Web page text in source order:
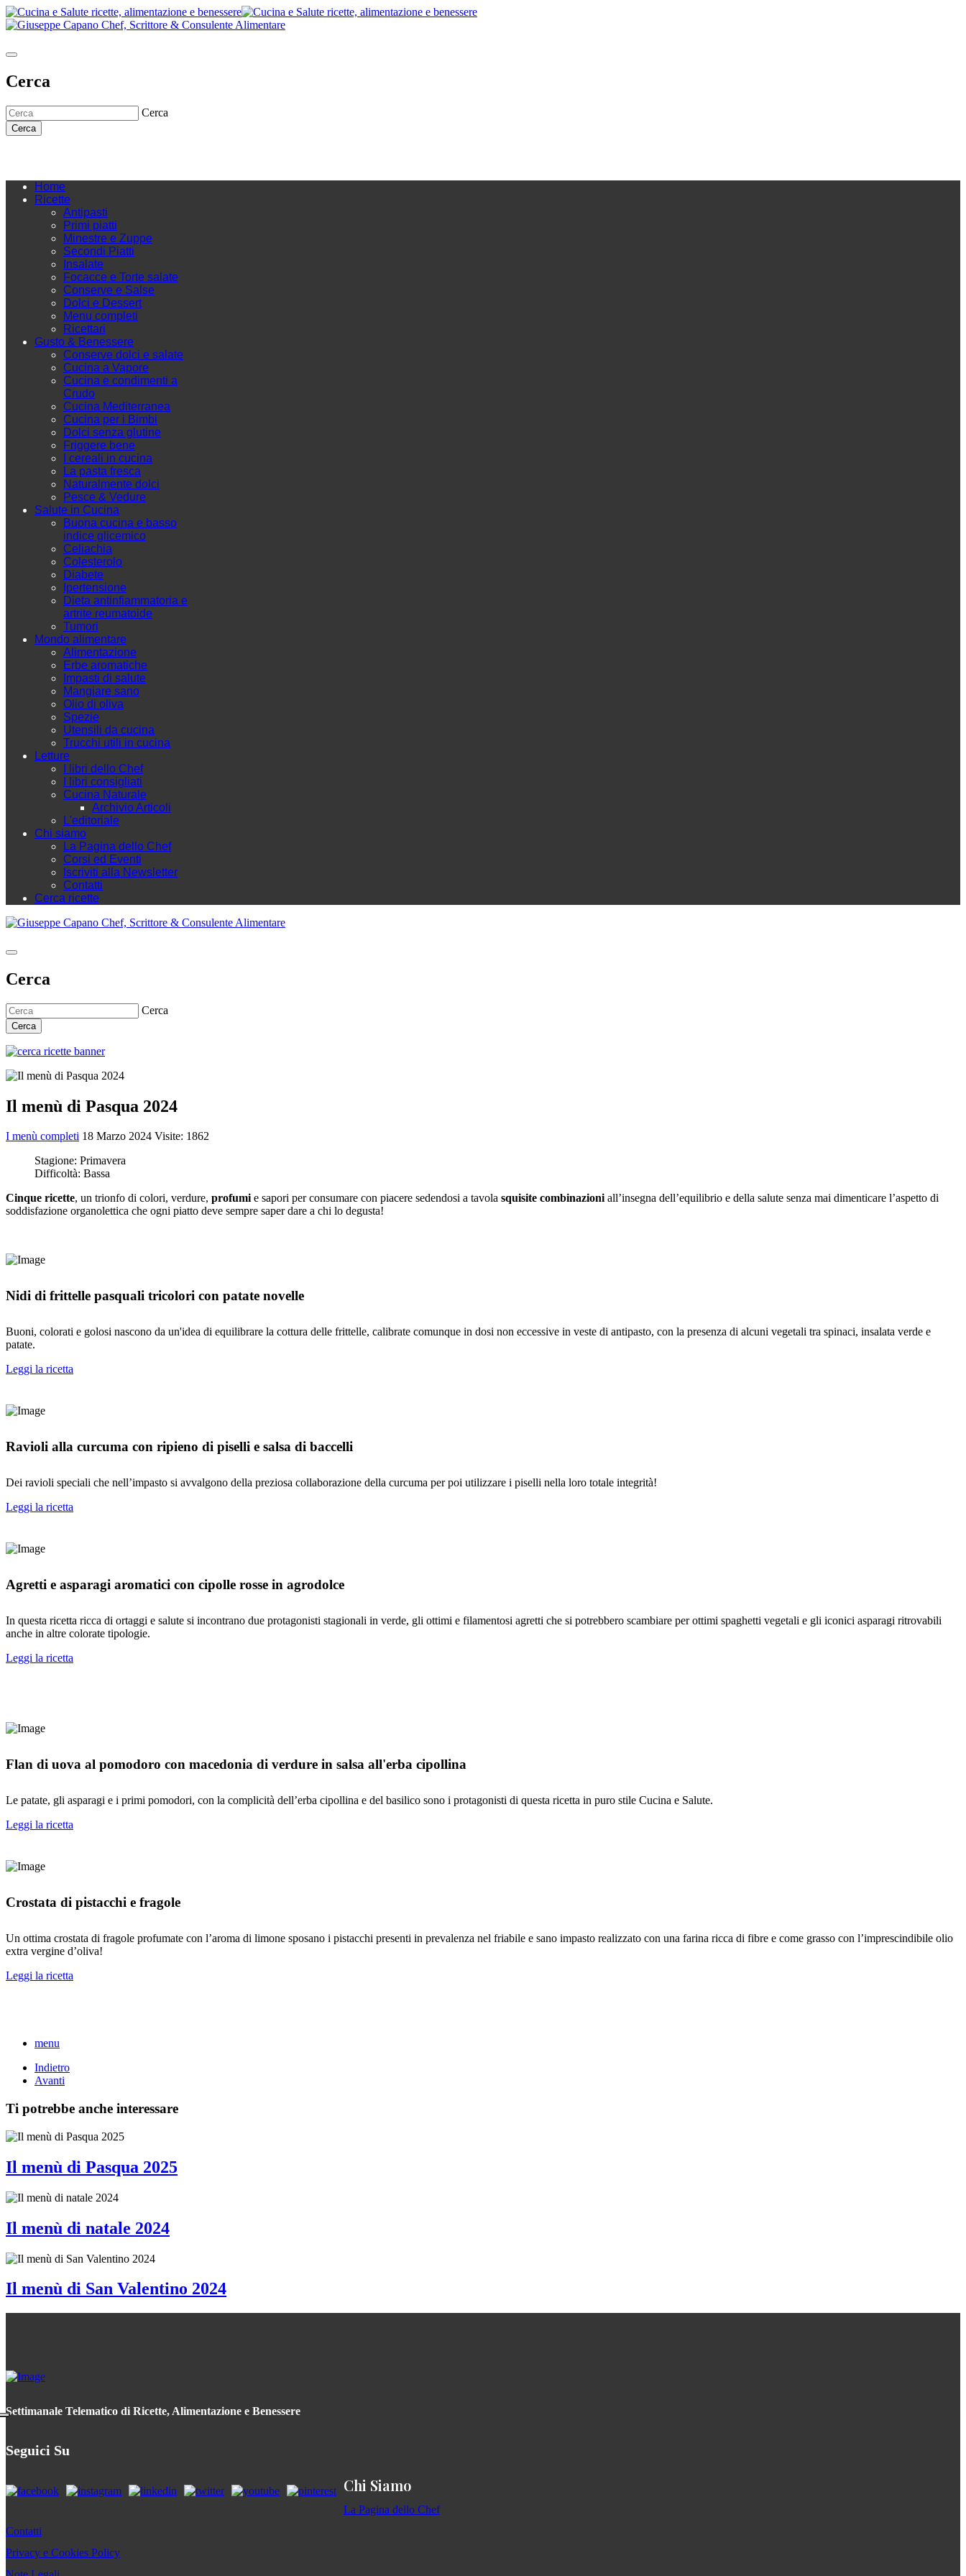
Cerca
Cerca
Cerca
Home
Ricette
Antipasti
Primi piatti
Minestre e Zuppe
Secondi Piatti
Insalate
Focacce e Torte salate
Conserve e Salse
Dolci e Dessert
Menu completi
Ricettari
Gusto & Benessere
Conserve dolci e salate
Cucina a Vapore
Cucina e condimenti a
Crudo
Cucina Mediterranea
Cucina per i Bimbi
Dolci senza glutine
Friggere bene
I cereali in cucina
La pasta fresca
Naturalmente dolci
Pesce & Vedure
Salute in Cucina
Buona cucina e basso
indice glicemico
Celiachia
Colesterolo
Diabete
Ipertensione
Dieta antinfiammatoria e
artrite reumatoide
Tumori
Mondo alimentare
Alimentazione
Erbe aromatiche
Impasti di salute
Mangiare sano
Olio di oliva
Spezie
Utensili da cucina
Trucchi utili in cucina
Letture
I libri dello Chef
I libri consigliati
Cucina Naturale
Archivio Articoli
L'editoriale
Chi siamo
La Pagina dello Chef
Corsi ed Eventi
Iscriviti alla Newsletter
Contatti
Cerca ricette
Cerca
Cerca
Cerca
Il menù di Pasqua 2024
I menù completi 18 Marzo 2024 Visite: 1862
Stagione: Primavera
Difficoltà: Bassa
Cinque ricette, un trionfo di colori, verdure, profumie sapori per consumare con piacere sedendosi a tavola squisite combinazioniall’insegna dell’equilibrio e della salute senza mai dimenticare l’aspetto di
soddisfazione organolettica che ogni piatto deve sempre saper dare a chi lo degusta!
Nidi di frittelle pasquali tricolori con patate novelle
Buoni, colorati e golosi nascono da un'idea di equilibrare la cottura delle frittelle, calibrate comunque in dosi non eccessive in veste di antipasto, con la presenza di alcuni vegetali tra spinaci, insalata verde e
patate.
Leggi la ricetta
Ravioli alla curcuma con ripieno di piselli e salsa di baccelli
Dei ravioli speciali che nell’impasto si avvalgono della preziosa collaborazione della curcuma per poi utilizzare i piselli nella loro totale integrità!
Leggi la ricetta
Agretti e asparagi aromatici con cipolle rosse in agrodolce
In questa ricetta ricca di ortaggi e salute si incontrano due protagonisti stagionali in verde, gli ottimi e filamentosi agretti che si potrebbero scambiare per ottimi spaghetti vegetali e gli iconici asparagi ritrovabili
anche in altre colorate tipologie.
Leggi la ricetta
Flan di uova al pomodoro con macedonia di verdure in salsa all'erba cipollina
Le patate, gli asparagi e i primi pomodori, con la complicità dell’erba cipollina e del basilico sono i protagonisti di questa ricetta in puro stile Cucina e Salute.
Leggi la ricetta
Crostata di pistacchi e fragole
Un ottima crostata di fragole profumate con l’aroma di limone sposano i pistacchi presenti in prevalenza nel friabile e sano impasto realizzato con una farina ricca di fibre e come grasso con l’imprescindibile olio
extra vergine d’oliva!
Leggi la ricetta
menu
Indietro
Avanti
Ti potrebbe anche interessare
Il menù di Pasqua 2025
Il menù di natale 2024
Il menù di San Valentino 2024
Settimanale Telematico di Ricette, Alimentazione e Benessere
Seguici Su
Chi Siamo
La Pagina dello Chef
Contatti
Privacy e Cookies Policy